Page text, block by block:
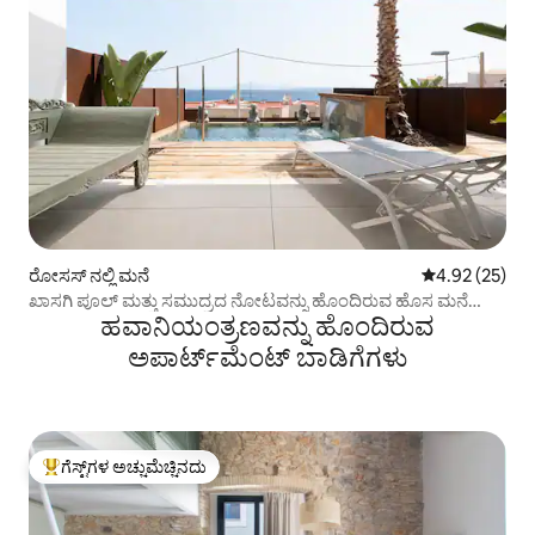
ರೋಸಸ್ ನಲ್ಲಿ ಮನೆ 5 ರಲ್ಲಿ 4.92
4.92 (25)
ಖಾಸಗಿ ಪೂಲ್ ಮತ್ತು ಸಮುದ್ರದ ನೋಟವನ್ನು ಹೊಂದಿರುವ ಹೊಸ ಮನೆ
(ಅನ್ಕ್ಲಾ ಮಾಹವಾನಿಯಂತ್ರಣವನ್ನು ಹೊಂದಿರುವ
ಅಪಾರ್ಟ್‌ಮೆಂಟ್‌ ಬಾಡಿಗೆಗಳು
ಗೆಸ್ಟ್‌ಗಳಿಗೆ ಅತಿ ಹೆಚ್ಚು ಅಚ್ಚುಮೆಚ್ಚಿನದು
ಗೆಸ್ಟ್‌ಗಳ ಅಚ್ಚುಮೆಚ್ಚಿನದು